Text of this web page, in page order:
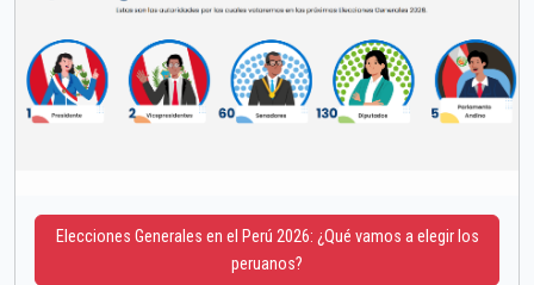
Elecciones Generales en el Perú 2026: ¿Qué vamos a elegir los
peruanos?